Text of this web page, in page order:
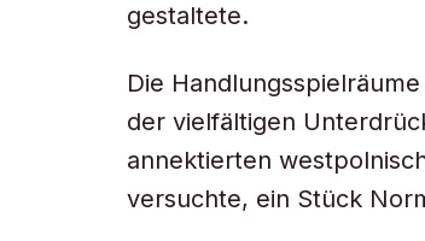
gestaltete.
Die
der vielfältigen
annektierten
versuchte, ein Stück